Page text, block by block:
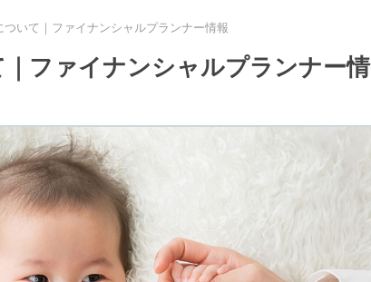
ついて｜ファイナンシャルプランナー情報
ファイナンシャルプランナー情